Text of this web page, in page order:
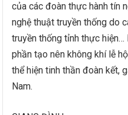
của các đoàn thực hành tín
nghệ thuật truyền thống do
truyền thống tỉnh thực
phần tạo nên không khí lễ
thể hiện tinh thần đoàn kết,
Nam.